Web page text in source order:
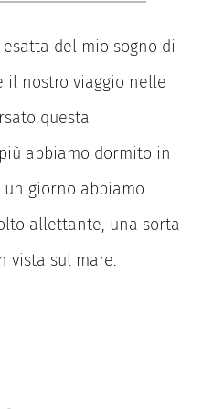
del mio sogno di
il nostro viaggio nelle
questa
abbiamo dormito in
giorno abbiamo
allettante, una sorta
vista sul mare.